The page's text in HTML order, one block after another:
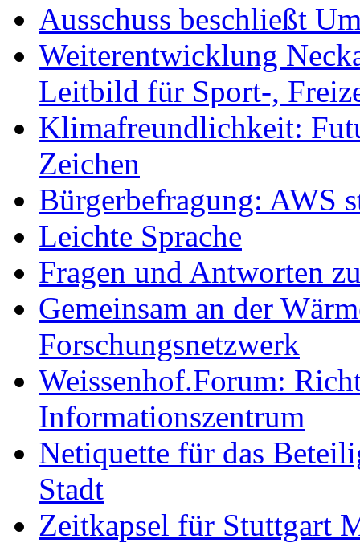
Ausschuss beschließt
Weiterentwicklung
Leitbild für Sport-,
Klimafreundlichkeit:
Zeichen
Bürgerbefragung: AWS
Leichte Sprache
Fragen und Antworten
Gemeinsam an der
Forschungsnetzwerk
Weissenhof.Forum:
Informationszentrum
Netiquette für das
Stadt
Zeitkapsel für Stuttgart